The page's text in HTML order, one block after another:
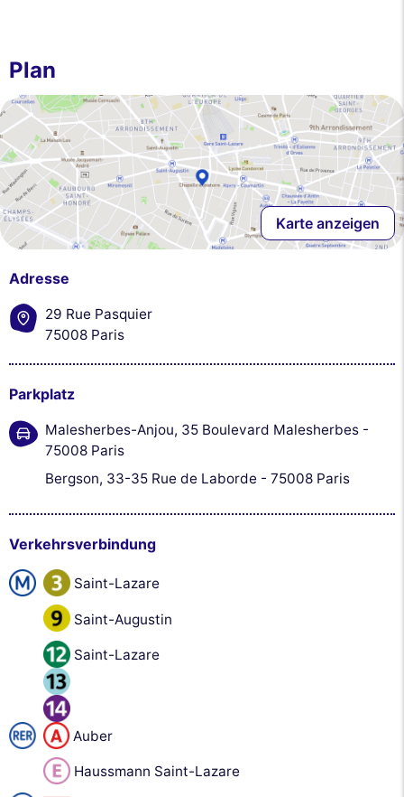
Plan
Karte anzeigen
Adresse
29 Rue Pasquier
75008 Paris
Parkplatz
Malesherbes-Anjou, 35 Boulevard Malesherbes -
75008 Paris
Bergson, 33-35 Rue de Laborde - 75008 Paris
Verkehrsverbindung
Saint-Lazare
Saint-Augustin
Saint-Lazare
Auber
Haussmann Saint-Lazare